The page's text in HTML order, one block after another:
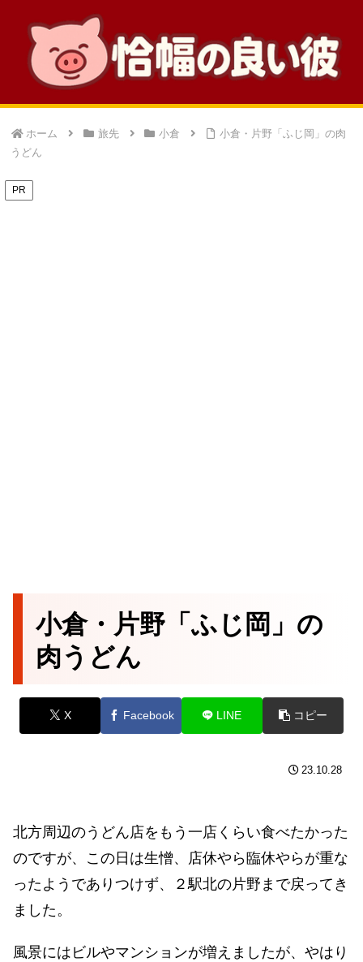
ホーム 旅先 小倉
小倉・片野「ふじ岡」の肉
うどん
PR
小倉・片野「ふじ岡」の
肉うどん
X Facebook LINE コピー
23.10.28
北方周辺のうどん店をもう一店くらい食べたかった
のですが、この日は生憎、店休やら臨休やらが重な
ったようでありつけず、２駅北の片野まで戻ってき
ました。
風景にはビルやマンションが増えましたが、やはり